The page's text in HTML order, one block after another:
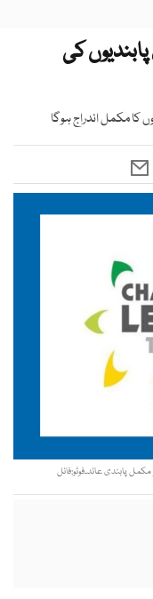
کی
کا مکمل اندراج ہوگا
مکمل پابندی عائد۔فوٹو:فائل